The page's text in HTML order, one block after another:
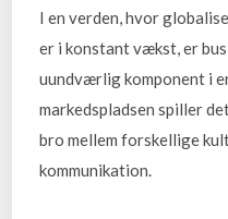
I en verden, hvor
er i konstant vækst, er
uundværlig komponent i
markedspladsen spiller
bro mellem forskellige
kommunikation.